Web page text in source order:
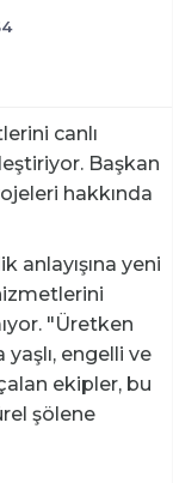
canlı
Başkan
hakkında
anlayışına yeni
"Üretken
engelli ve
ekipler, bu
şölene